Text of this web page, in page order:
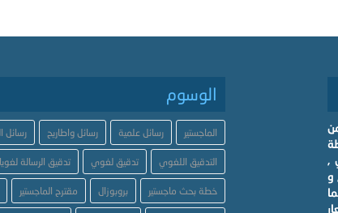
,
و
الوسوم
الماجستير رسائل علمية رسائل واطاريح رسائل
التدقيق اللغوي تدقيق لغوي تدقيق الرسالة لغويا
خطة بحث ماجستير بروبوزال مقترح الماجستير